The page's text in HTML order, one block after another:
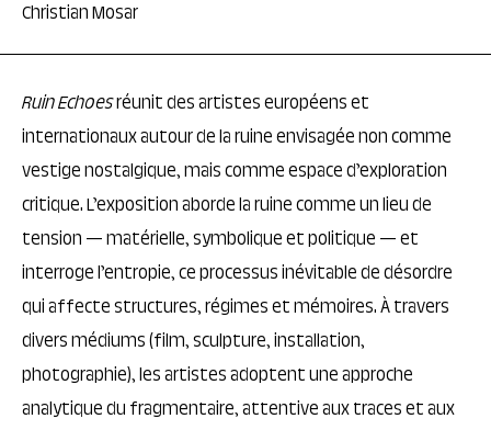
RuinEchoesréunit des artistes européens et
internationaux autour de la ruine envisagée non comme
vestige nostalgique, mais comme espace d’exploration
critique. L’exposition aborde la ruine comme un lieu de
tension — matérielle, symbolique et politique — et
interroge l’entropie, ce processus inévitable de désordre
qui affecte structures, régimes et mémoires. À travers
divers médiums (film, sculpture, installation,
photographie), les artistes adoptent une approche
analytique du fragmentaire, attentive aux traces et aux
Christian Mosar